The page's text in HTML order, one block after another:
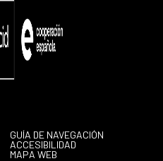
GUÍA DE NAVEGACIÓN
ACCESIBILIDAD
MAPA WEB